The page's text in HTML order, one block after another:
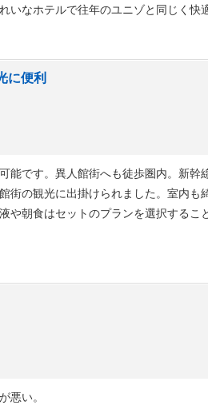
いなホテルで往年のユニゾと同じく快
に便利
能です。異人館街へも徒歩圏内。新幹
街の観光に出掛けられました。室内も
や朝食はセットのプランを選択するこ
10/28/070000
悪い。